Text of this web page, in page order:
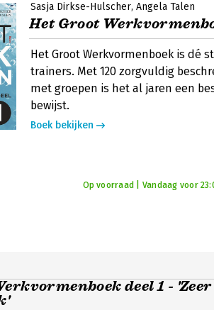
Sasja Dirkse-Hulscher Angela Talen
Het Groot
Het Groot Werkvormenboek is dé
trainers. Met 120 zorgvuldig
met groepen is het al jaren een
bewijst.
Boek bekijken
Op voorraad | Vandaag voor
deel 1 - 'Zeer